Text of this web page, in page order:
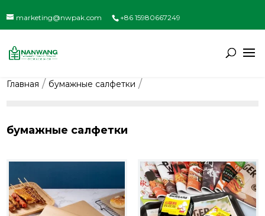
marketing@nwpak.com +86 15980667249
Главная бумажные салфетки
бумажные салфетки